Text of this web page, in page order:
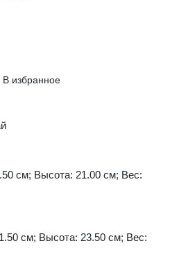
В избранное
см; Высота: 21.00 см; Вес:
см; Высота: 23.50 см; Вес: